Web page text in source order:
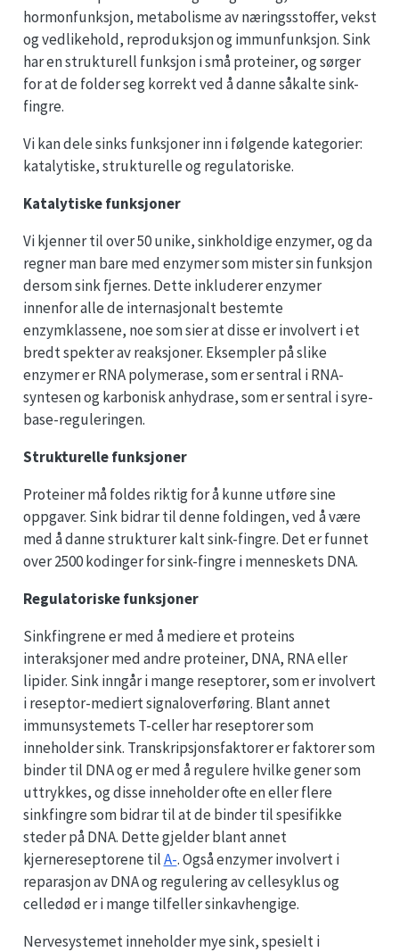
hormonfunksjon, metabolisme av næringsstoffer, vekst
og vedlikehold, reproduksjon og immunfunksjon. Sink
har en strukturell funksjon i små proteiner, og sørger
for at de folder seg korrekt ved å danne såkalte sink-
fingre.
Vi kan dele sinks funksjoner inn i følgende kategorier:
katalytiske, strukturelle og regulatoriske.
Katalytiske funksjoner
Vi kjenner til over 50 unike, sinkholdige enzymer, og da
regner man bare med enzymer som mister sin funksjon
dersom sink fjernes. Dette inkluderer enzymer
innenfor alle de internasjonalt bestemte
enzymklassene, noe som sier at disse er involvert i et
bredt spekter av reaksjoner. Eksempler på slike
enzymer er RNA polymerase, som er sentral i RNA-
syntesen og karbonisk anhydrase, som er sentral i syre-
base-reguleringen.
Strukturelle funksjoner
Proteiner må foldes riktig for å kunne utføre sine
oppgaver. Sink bidrar til denne foldingen, ved å være
med å danne strukturer kalt sink-fingre. Det er funnet
over 2500 kodinger for sink-fingre i menneskets DNA.
Regulatoriske funksjoner
Sinkfingrene er med å mediere et proteins
interaksjoner med andre proteiner, DNA, RNA eller
lipider. Sink inngår i mange reseptorer, som er involvert
i reseptor-mediert signaloverføring. Blant annet
immunsystemets T-celler har reseptorer som
inneholder sink. Transkripsjonsfaktorer er faktorer som
binder til DNA og er med å regulere hvilke gener som
uttrykkes, og disse inneholder ofte en eller flere
sinkfingre som bidrar til at de binder til spesifikke
steder på DNA. Dette gjelder blant annet
kjernereseptorene tilA-. Også enzymer involvert i
reparasjon av DNA og regulering av cellesyklus og
celledød er i mange tilfeller sinkavhengige.
Nervesystemet inneholder mye sink, spesielt i